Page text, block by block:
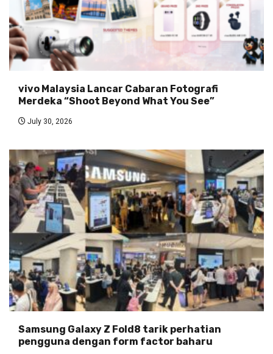
vivo Malaysia Lancar Cabaran Fotografi
Merdeka “Shoot Beyond What You See”
July 30, 2026
Samsung Galaxy Z Fold8 tarik perhatian
pengguna dengan form factor baharu